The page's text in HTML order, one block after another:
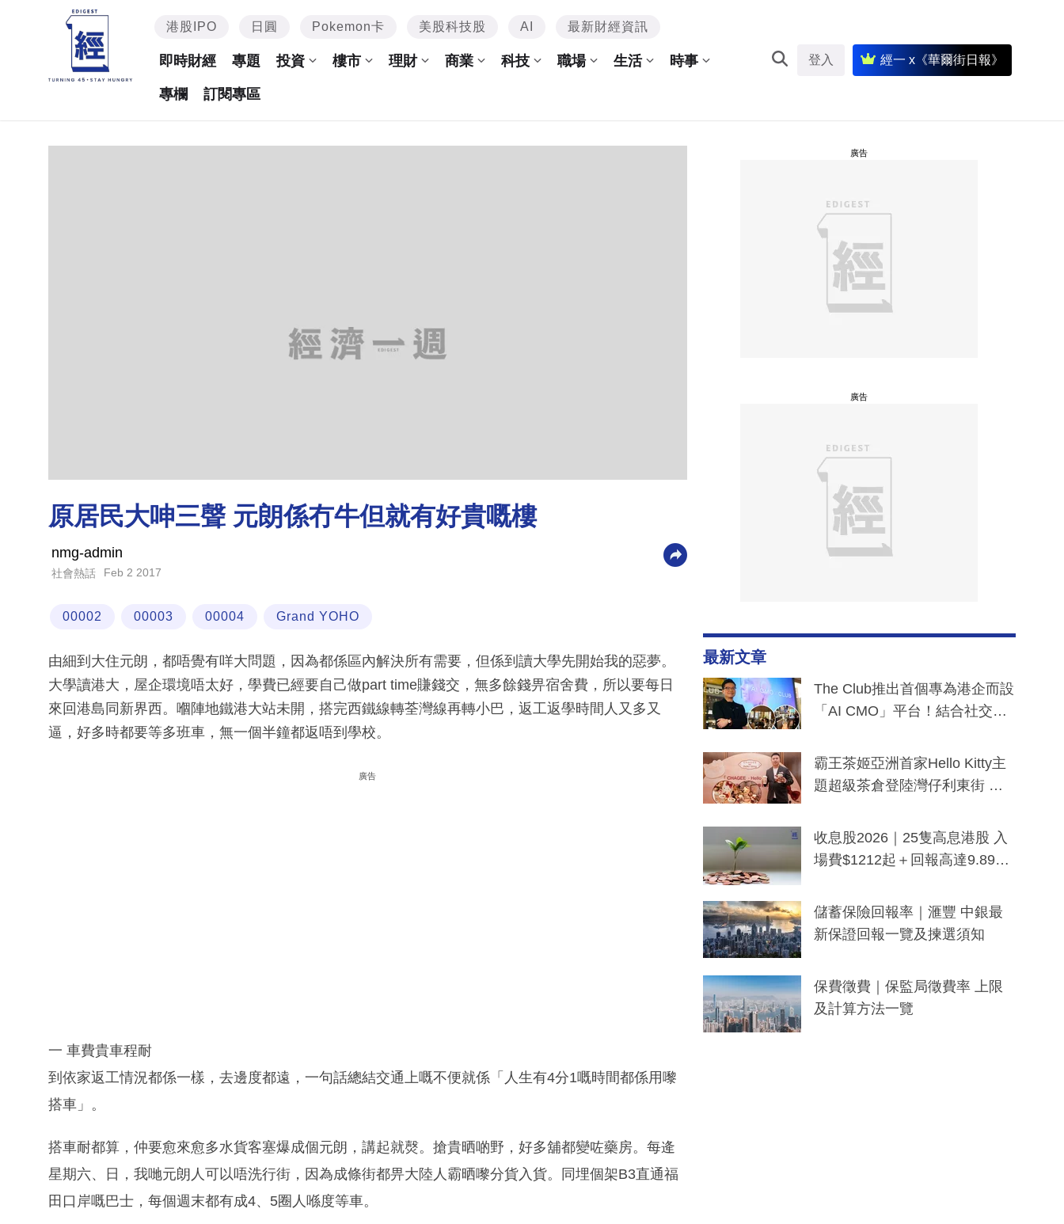
港股IPO 日圓 Pokemon卡 美股科技股 AI 最新財經資訊
即時財經 專題 投資 樓市 理財 商業 科技 職場 生活 時事
專欄 訂閱專區
登入 經一 x《華爾街日報》
原居民大呻三聲 元朗係冇牛但就有好貴嘅樓
nmg-admin
社會熱話 Feb 2 2017
00002 00003 00004 Grand YOHO
由細到大住元朗，都唔覺有咩大問題，因為都係區內解決所有需要，但係到讀大學先開始我的惡夢。
大學讀港大，屋企環境唔太好，學費已經要自己做part time賺錢交，無多餘錢畀宿舍費，所以要每日
來回港島同新界西。嗰陣地鐵港大站未開，搭完西鐵線轉荃灣線再轉小巴，返工返學時間人又多又
逼，好多時都要等多班車，無一個半鐘都返唔到學校。
廣告
一 車費貴車程耐
到依家返工情況都係一樣，去邊度都遠，一句話總結交通上嘅不便就係「人生有4分1嘅時間都係用嚟
搭車」。
搭車耐都算，仲要愈來愈多水貨客塞爆成個元朗，講起就㷫。搶貴晒啲野，好多舖都變咗藥房。每逄
星期六、日，我哋元朗人可以唔洗行街，因為成條街都畀大陸人霸晒嚟分貨入貨。同埋個架B3直通福
田口岸嘅巴士，每個週末都有成4、5圈人喺度等車。
廣告
廣告
最新文章
The Club推出首個專為港企而設
「AI CMO」平台！結合社交聆
分鐘生成「貼地」宣傳短片
霸王茶姬亞洲首家Hello Kitty主
題超級茶倉登陸灣仔利東街 推
y及香港限定特調系列
收息股2026｜25隻高息港股 入
場費$1212起＋回報高達9.89
儲蓄保險回報率｜滙豐 中銀最
新保證回報一覽及揀選須知
保費徵費｜保監局徵費率 上限
及計算方法一覽